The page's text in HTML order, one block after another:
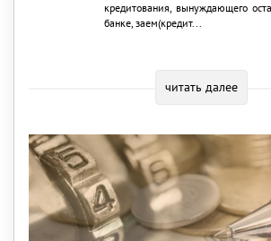
кредитования, вынуждающего
банке, заем(кредит...
читать далее